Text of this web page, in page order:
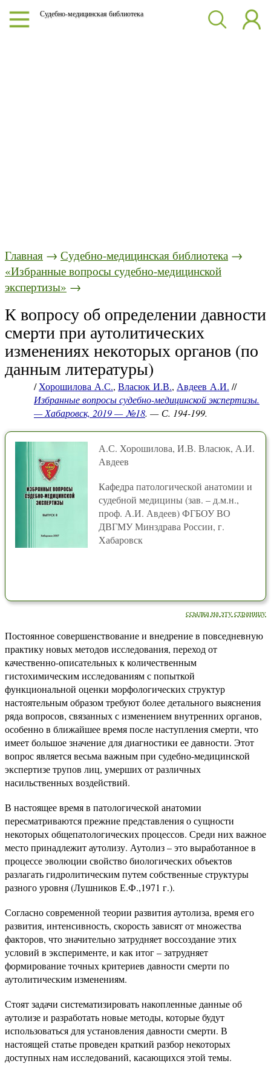
Судебно-медицинская библиотека
Главная → Судебно-медицинская библиотека →
«Избранные вопросы судебно-медицинской
экспертизы» →
К вопросу об определении давности
смерти при аутолитических
изменениях некоторых органов (по
данным литературы)
/Хорошилова А.С., Власюк И.В., Авдеев А.И. //
Избранные вопросы судебно-медицинской экспертизы.
— Хабаровск, 2019 — №18. — С. 194-199.
А.С. Хорошилова, И.В. Власюк, А.И.
Авдеев
Кафедра патологической анатомии и
судебной медицины (зав. – д.м.н.,
проф. А.И. Авдеев) ФГБОУ ВО
ДВГМУ Минздрава России, г.
Хабаровск
ссылка на эту страницу
Постоянное совершенствование и внедрение в повседневную
практику новых методов исследования, переход от
качественно-описательных к количественным
гистохимическим исследованиям с попыткой
функциональной оценки морфологических структур
настоятельным образом требуют более детального выяснения
ряда вопросов, связанных с изменением внутренних органов,
особенно в ближайшее время после наступления смерти, что
имеет большое значение для диагностики ее давности. Этот
вопрос является весьма важным при судебно-медицинской
экспертизе трупов лиц, умерших от различных
насильственных воздействий.
В настоящее время в патологической анатомии
пересматриваются прежние представления о сущности
некоторых общепатологических процессов. Среди них важное
место принадлежит аутолизу. Аутолиз – это выработанное в
процессе эволюции свойство биологических объектов
разлагать гидролитическим путем собственные структуры
разного уровня (Лушников Е.Ф.,1971 г.).
Согласно современной теории развития аутолиза, время его
развития, интенсивность, скорость зависят от множества
факторов, что значительно затрудняет воссоздание этих
условий в эксперименте, и как итог – затрудняет
формирование точных критериев давности смерти по
аутолитическим изменениям.
Стоят задачи систематизировать накопленные данные об
аутолизе и разработать новые методы, которые будут
использоваться для установления давности смерти. В
настоящей статье проведен краткий разбор некоторых
доступных нам исследований, касающихся этой темы.